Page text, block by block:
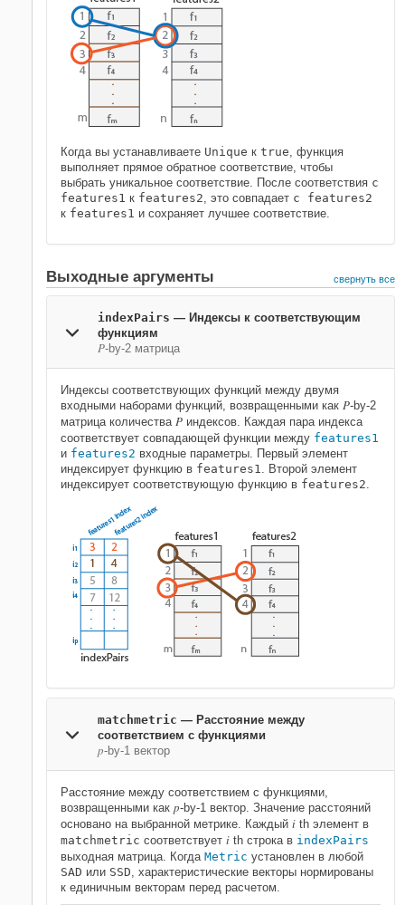
Когда вы устанавливаете Unique к true, функция
выполняет прямое обратное соответствие, чтобы
выбрать уникальное соответствие. После соответствия с
features1 к features2, это совпадает с features2
к features1 и сохраняет лучшее соответствие.
Выходные аргументы свернуть все
indexPairs — Индексы к соответствующим
функциям
P-by-2 матрица
Индексы соответствующих функций между двумя
входными наборами функций, возвращенными как P-by-2
матрица количества P индексов. Каждая пара индекса
соответствует совпадающей функции между features1
и features2 входные параметры. Первый элемент
индексирует функцию в features1. Второй элемент
индексирует соответствующую функцию в features2.
matchmetric — Расстояние между
соответствием с функциями
p-by-1 вектор
Расстояние между соответствием с функциями,
возвращенными как p-by-1 вектор. Значение расстояний
основано на выбранной метрике. Каждый i th элемент в
matchmetric соответствует i th строка в indexPairs
выходная матрица. Когда Metric установлен в любой
SAD или SSD, характеристические векторы нормированы
к единичным векторам перед расчетом.